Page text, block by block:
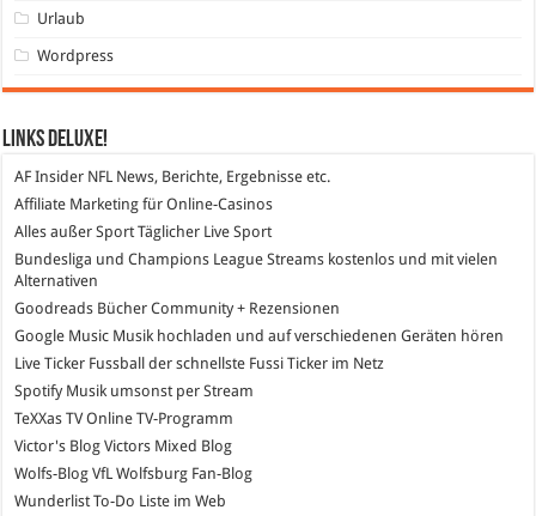
Urlaub
Wordpress
Links DeLuXe!
AF Insider NFL News, Berichte, Ergebnisse etc.
Affiliate Marketing für Online-Casinos
Alles außer Sport Täglicher Live Sport
Bundesliga und Champions League Streams kostenlos und mit vielen
Alternativen
Goodreads Bücher Community + Rezensionen
Google Music Musik hochladen und auf verschiedenen Geräten hören
Live Ticker Fussball
der schnellste Fussi Ticker im Netz
SpotifyMusik umsonst per Stream
TeXXas TVOnline TV-Programm
Victor's Blog Victors Mixed Blog
Wolfs-Blog VfL Wolfsburg Fan-Blog
Wunderlist To-Do Liste im Web